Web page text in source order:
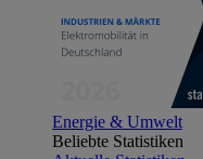
Energie & Umwelt
Beliebte Statistiken